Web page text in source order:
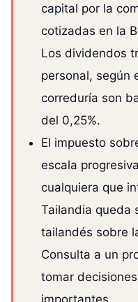
capital por la
cotizadas en la
Los dividendos
personal, según
correduría son
del 0,25%.
El impuesto
escala
cualquiera que
Tailandia queda
tailandés sobre
Consulta a un
tomar
importantes.